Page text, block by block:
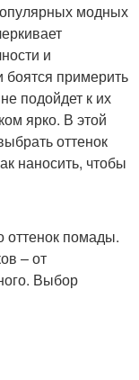
модных
и
примерить
подойдет к их
ярко. В этой
оттенок
наносить, чтобы
оттенок помады.
– от
Выбор